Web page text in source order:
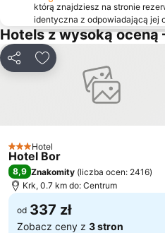
Bašćanska ploča
Histria
Korzo
AC Kovacine
Dworzec autobusowy Pula
stari gradLovran
którą znajdziesz na stronie
identyczna z odpowiadającą jej
Hotels z wysoką oceną
UdostępnijDodaj do ulubionych
3 Kategoria
Hotel
Hotel Bor
8,9 Znakomity (liczba ocen: 2416)
Krk, 0.7 km do: Centrum
od 337 zł
Zobacz ceny z 3 stron